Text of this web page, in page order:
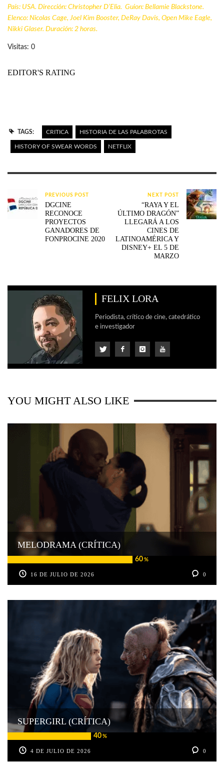
País: USA. Dirección: Christopher D’Elia. Guion: Bellamie Blackstone.
Elenco: Nicolas Cage, Joel Kim Booster, DeRay Davis, Open Mike Eagle,
Nikki Glaser. Duración: 2 horas.
Visitas: 0
EDITOR'S RATING
TAGS: CRITICA HISTORIA DE LAS PALABROTAS
HISTORY OF SWEAR WORDS NETFLIX
PREVIOUS POST
DGCINE
RECONOCE
PROYECTOS
GANADORES DE
FONPROCINE 2020
NEXT POST
“RAYA Y EL
ÚLTIMO DRAGÓN”
LLEGARÁ A LOS
CINES DE
LATINOAMÉRICA Y
DISNEY+ EL 5 DE
MARZO
FELIX LORA
Periodista, crítico de cine, catedrático
e investigador
YOU MIGHT ALSO LIKE
60%
MELODRAMA (CRÍTICA)
16 DE JULIO DE 2026 0
40%
SUPERGIRL (CRÍTICA)
4 DE JULIO DE 2026 0